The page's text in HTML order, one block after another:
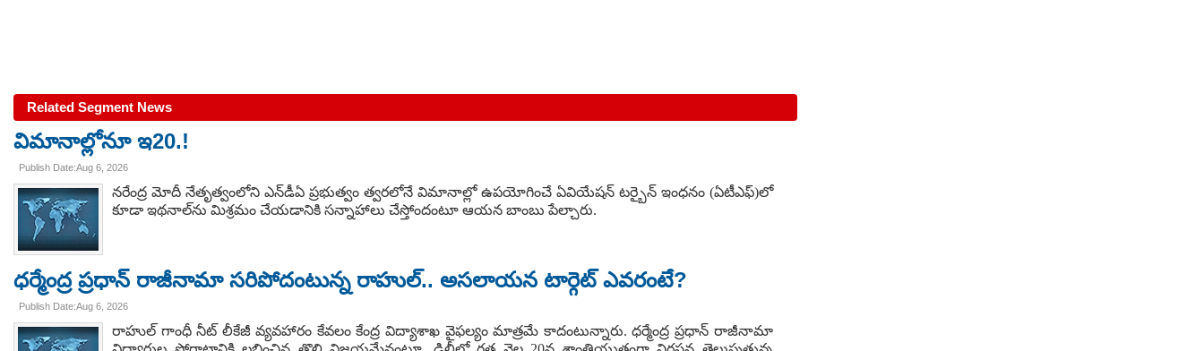
Related Segment News
విమానాల్లోనూ ఇ20.!
Publish Date:Aug 6, 2026
నరేంద్ర మోదీ నేతృత్వంలోని ఎన్‌డీఏ ప్రభుత్వం త్వరలోనే విమానాల్లో ఉపయోగించే ఏవియేషన్ టర్బైన్ ఇంధనం (ఏటీఎఫ్)లో
కూడా ఇథనాల్‌ను మిశ్రమం చేయడానికి సన్నాహాలు చేస్తోందంటూ ఆయన బాంబు పేల్చారు.
ధర్మేంద్ర ప్రధాన్ రాజీనామా సరిపోదంటున్న రాహుల్.. అసలాయన టార్గెట్ ఎవరంటే?
Publish Date:Aug 6, 2026
రాహుల్ గాంధీ నీట్ లీకేజీ వ్యవహారం కేవలం కేంద్ర విద్యాశాఖ వైఫల్యం మాత్రమే కాదంటున్నారు. ధర్మేంద్ర ప్రధాన్ రాజీనామా